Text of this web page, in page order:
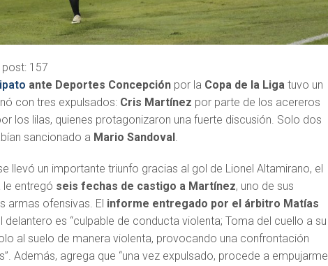
157
ante Deportes Concepción por la Copa de la Liga tuvo un
con tres expulsados: Cris Martínez por parte de los acereros
los lilas, quienes protagonizaron una fuerte discusión. Solo dos
sancionado a Mario Sandoval.
llevó un importante triunfo gracias al gol de Lionel Altamirano, el
le entregó seis fechas de castigo a Martínez, uno de sus
armas ofensivas. El informe entregado por el árbitro Matías
delantero es “culpable de conducta violenta; Toma del cuello a su
al suelo de manera violenta, provocando una confrontación
Además, agrega que “una vez expulsado, procede a empujarme